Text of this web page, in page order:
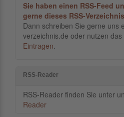
Sie haben einen RSS-Feed
gerne dieses RSS-
Dann schreiben Sie gerne uns
verzeichnis.de oder nutzen
Eintragen.
RSS-Reader
RSS-Reader finden Sie unter
Reader